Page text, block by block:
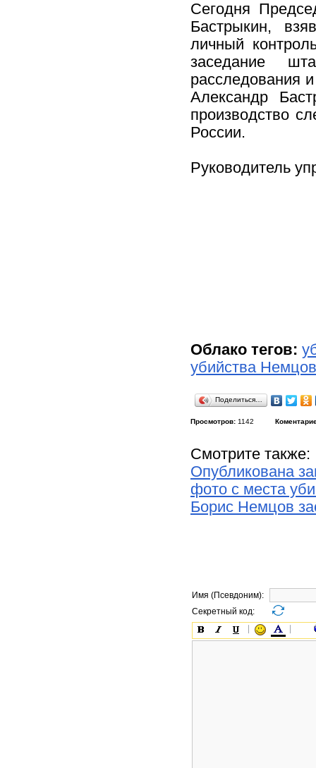
Сегодня
Бастрыкин,
личный
заседание
расследования
Александр
производство
России.
Руководитель
Облако тегов:
убийства
Поделиться…
Просмотров: 1142
Смотрите также:
Опубликована
фото с места
Борис Немцов
Имя (Псевдоним):
Секретный код: